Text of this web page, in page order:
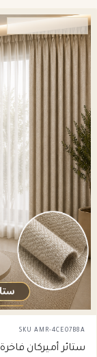
ستائر ويفي وامريكان
SKU AMR-4CE07B8A
ستائر أميركان